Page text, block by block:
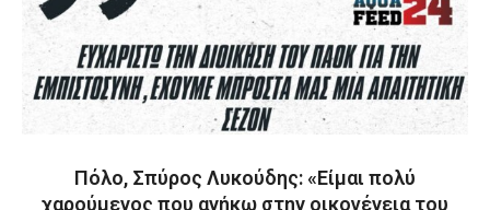
Πόλο, Σπύρος Λυκούδης: «Είμαι πολύ
χαρούμενος που ανήκω στην οικογένεια του